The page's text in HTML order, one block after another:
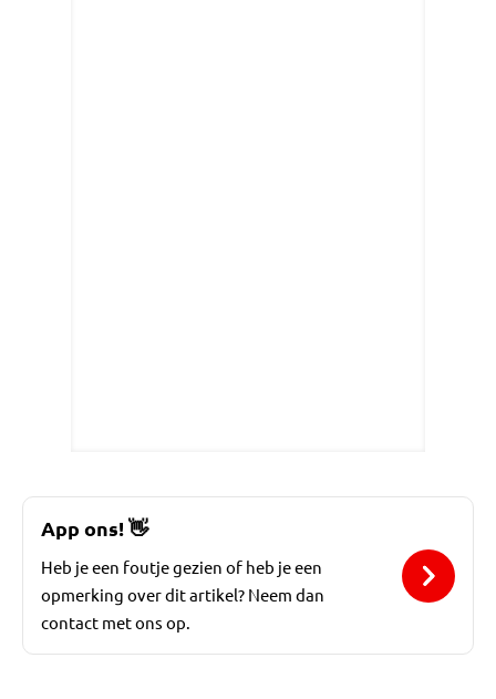
App ons!👋
Heb je een foutje gezien of heb je een
opmerking over dit artikel? Neem dan
contact met ons op.